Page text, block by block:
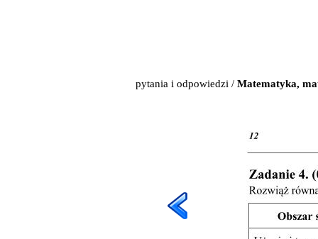
pytania i odpowiedzi / Matematyka,